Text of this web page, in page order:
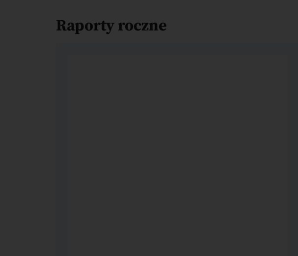
Raporty roczne